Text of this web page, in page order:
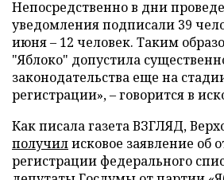
Непосредственно в дни
уведомления подписали 39
июня – 12 человек. Таким
"Яблоко" допустила
законодательства еще на
регистрации», – говорится в
Как писала газета ВЗГЛЯД,
получилисковое заявление об
регистрации федерального